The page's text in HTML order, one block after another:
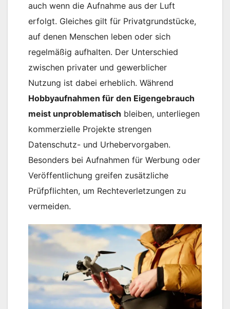
auch wenn die Aufnahme aus der Luft
erfolgt. Gleiches gilt für Privatgrundstücke,
auf denen Menschen leben oder sich
regelmäßig aufhalten. Der Unterschied
zwischen privater und gewerblicher
Nutzung ist dabei erheblich. Während
Hobbyaufnahmen für den Eigengebrauch
meist unproblematisch bleiben, unterliegen
kommerzielle Projekte strengen
Datenschutz- und Urhebervorgaben.
Besonders bei Aufnahmen für Werbung oder
Veröffentlichung greifen zusätzliche
Prüfpflichten, um Rechteverletzungen zu
vermeiden.